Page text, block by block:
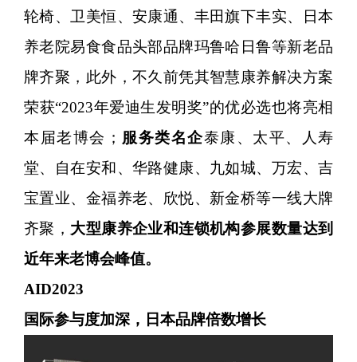
轮椅、卫美恒、安康通、丰田旗下丰实、日本
养老院易食食品头部品牌玛鲁哈日鲁等新老品
牌齐聚，此外，不久前凭其智慧康养解决方案
荣获“2023年爱迪生发明奖”的优必选也将亮相
本届老博会； 服务类名企泰康、太平、人寿
堂、自在安和、华路健康、九如城、万宏、吉
宝置业、金福养老、欣悦、新金桥等一线大牌
齐聚， 大型康养企业和连锁机构参展数量达到
近年来老博会峰值。
AID2023
国际参与度加深，日本品牌倍数增长